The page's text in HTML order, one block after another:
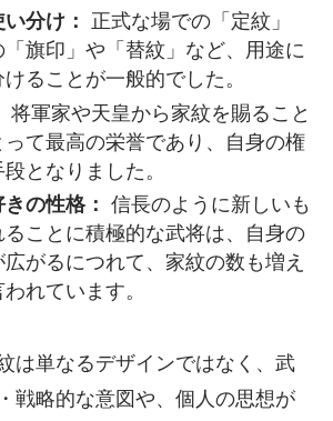
分け：
正式な場での「定紋」
「旗印」や「替紋」など、用途に
ることが一般的でした。
将軍家や天皇から家紋を賜ること
て最高の栄誉であり、自身の権
となりました。
の性格：
信長のように新しいも
ことに積極的な武将は、自身の
がるにつれて、家紋の数も増え
れています。
は単なるデザインではなく、武
戦略的な意図や、個人の思想が